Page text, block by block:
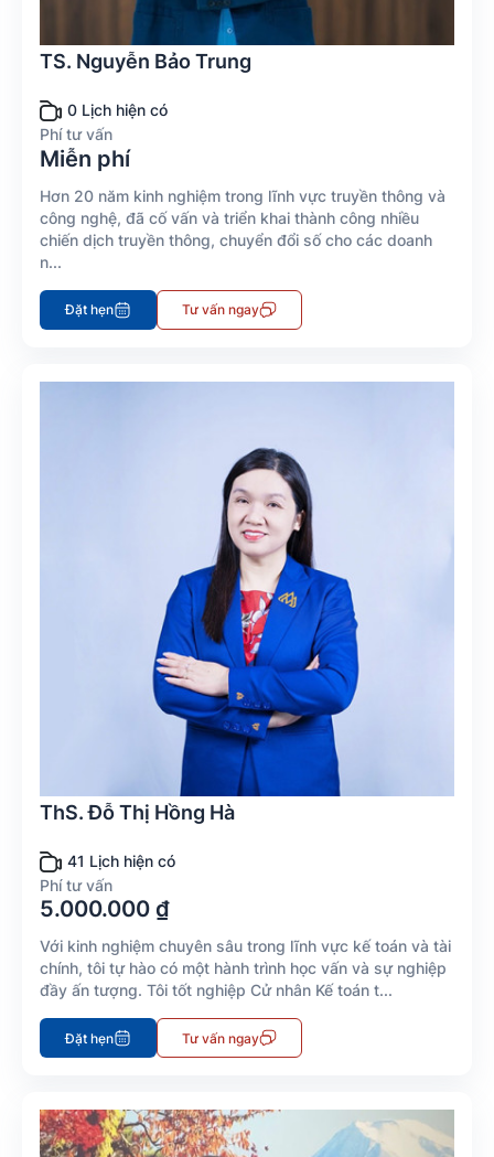
TS. Nguyễn Bảo Trung
0 Lịch hiện có
Phí tư vấn
Miễn phí
Hơn 20 năm kinh nghiệm trong lĩnh vực truyền thông và
công nghệ, đã cố vấn và triển khai thành công nhiều
chiến dịch truyền thông, chuyển đổi số cho các doanh
n...
Đặt hẹn Tư vấn ngay
ThS. Đỗ Thị Hồng Hà
41 Lịch hiện có
Phí tư vấn
5.000.000 ₫
Với kinh nghiệm chuyên sâu trong lĩnh vực kế toán và tài
chính, tôi tự hào có một hành trình học vấn và sự nghiệp
đầy ấn tượng. Tôi tốt nghiệp Cử nhân Kế toán t...
Đặt hẹn Tư vấn ngay